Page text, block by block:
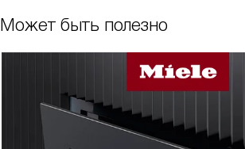
Может быть полезно